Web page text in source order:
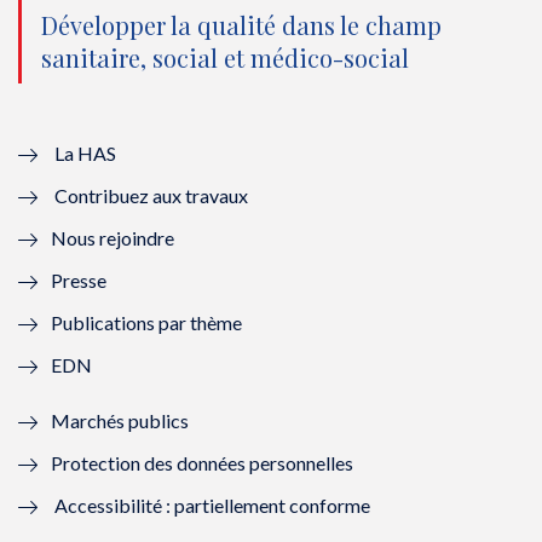
o
u
l
l
f
n
ê
t
n
o
e
e
n
ê
o
u
ê
t
n
o
ê
Développer la qualité dans le champ
sanitaire, social et médico-social
La HAS
Contribuez aux travaux
Nous rejoindre
Presse
Publications par thème
EDN
Marchés publics
Protection des données personnelles
Accessibilité : partiellement conforme